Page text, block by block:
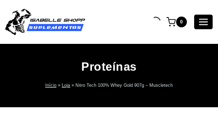
0
Proteínas
Início » Loja » Nitro Tech 100% Whey Gold 907g – Muscletech